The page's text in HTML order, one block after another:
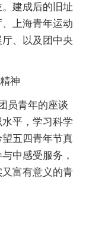
建成后的旧址
上海青年运动
、以及团中央
神
员青年的座谈
平，学习科学
五四青年节真
中感受服务，
富有意义的青